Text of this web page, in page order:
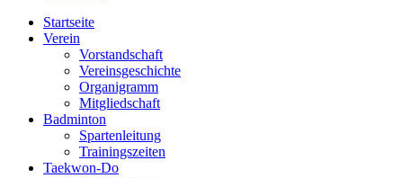
Startseite
Verein
Vorstandschaft
Vereinsgeschichte
Organigramm
Mitgliedschaft
Badminton
Spartenleitung
Trainingszeiten
Taekwon-Do